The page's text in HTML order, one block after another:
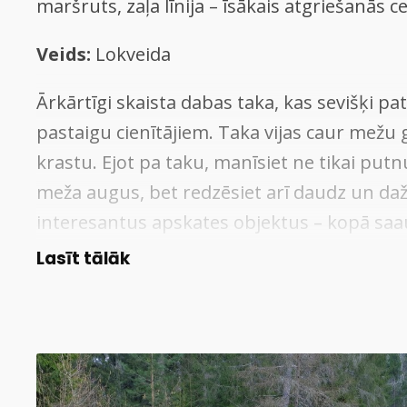
maršruts, zaļa līnija – īsākais atgriešanās
Veids: Lokveida
Ārkārtīgi skaista dabas taka, kas sevišķi
pastaigu cienītājiem. Taka vijas caur mežu
krastu. Ejot pa taku, manīsiet ne tikai
meža augus, bet redzēsiet arī daudz un
interesantus apskates objektus – kopā
īpatnējus kokus, 200 gadīgas priedes, iežu
Ceļā izveidoti skatu laukumi ar soliņiem
vērošanai un vairākās vietās pieejamas
Lasīt tālāk